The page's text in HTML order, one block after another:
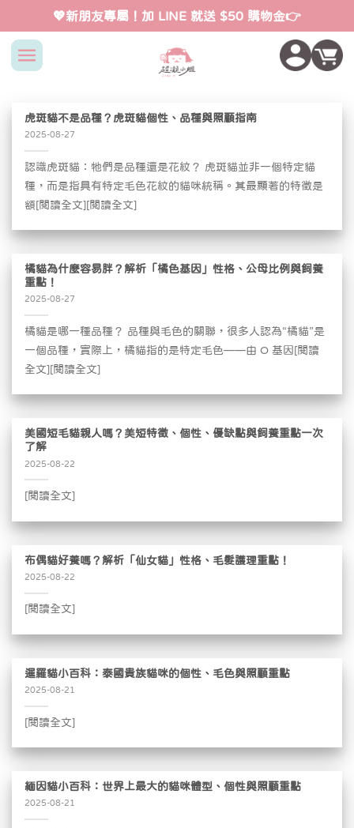
content
💖新朋友專屬！加 LINE 就送 $50 購物金👉
虎斑貓不是品種？虎斑貓個性、品種與照顧指南
2025-08-27
認識虎斑貓：牠們是品種還是花紋？ 虎斑貓並非一個特定貓
種，而是指具有特定毛色花紋的貓咪統稱。其最顯著的特徵是
額[閱讀全文][閱讀全文]
橘貓為什麼容易胖？解析「橘色基因」性格、公母比例與飼養
重點！
2025-08-27
橘貓是哪一種品種？ 品種與毛色的關聯，很多人認為“橘貓”是
一個品種，實際上，橘貓指的是特定毛色——由 O 基因[閱讀
全文][閱讀全文]
美國短毛貓親人嗎？美短特徵、個性、優缺點與飼養重點一次
了解
2025-08-22
[閱讀全文]
布偶貓好養嗎？解析「仙女貓」性格、毛髮護理重點！
2025-08-22
[閱讀全文]
暹羅貓小百科：泰國貴族貓咪的個性、毛色與照顧重點
2025-08-21
[閱讀全文]
緬因貓小百科：世界上最大的貓咪體型、個性與照顧重點
2025-08-21